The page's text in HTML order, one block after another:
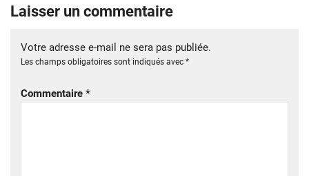
Laisser un commentaire
Votre adresse e-mail ne sera pas publiée.
Les champs obligatoires sont indiqués avec *
Commentaire *